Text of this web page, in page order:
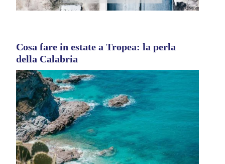
Cosa fare in estate a Tropea: la perla
della Calabria